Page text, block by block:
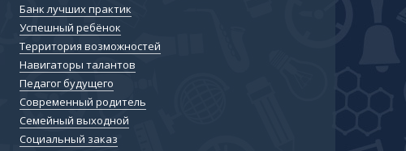
Банк лучших практик
Успешный ребёнок
Территория возможностей
Навигаторы талантов
Педагог будущего
Современный родитель
Семейный выходной
Социальный заказ